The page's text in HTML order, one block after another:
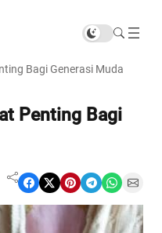
Bagi Generasi Muda
Penting Bagi
Share on Facebook Share on X Share on Pinterest Share on Telegram Share on WhatsApp Share on Email